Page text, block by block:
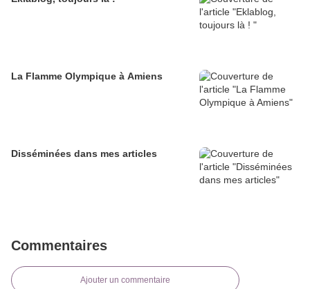
La Flamme Olympique à Amiens
Disséminées dans mes articles
Commentaires
Ajouter un commentaire